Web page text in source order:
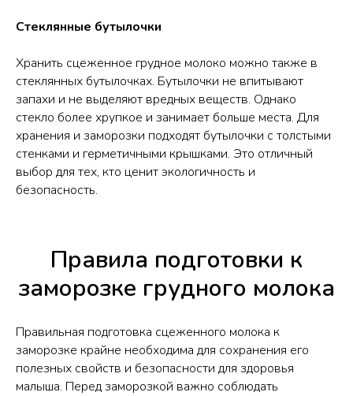
Стеклянные бутылочки
Хранить сцеженное грудное молоко можно также в
стеклянных бутылочках. Бутылочки не впитывают
запахи и не выделяют вредных веществ. Однако
стекло более хрупкое и занимает больше места. Для
хранения и заморозки подходят бутылочки с толстыми
стенками и герметичными крышками. Это отличный
выбор для тех, кто ценит экологичность и
безопасность.
Правила подготовки к
заморозке грудного молока
Правильная подготовка сцеженного молока к
заморозке крайне необходима для сохранения его
полезных свойств и безопасности для здоровья
малыша. Перед заморозкой важно соблюдать